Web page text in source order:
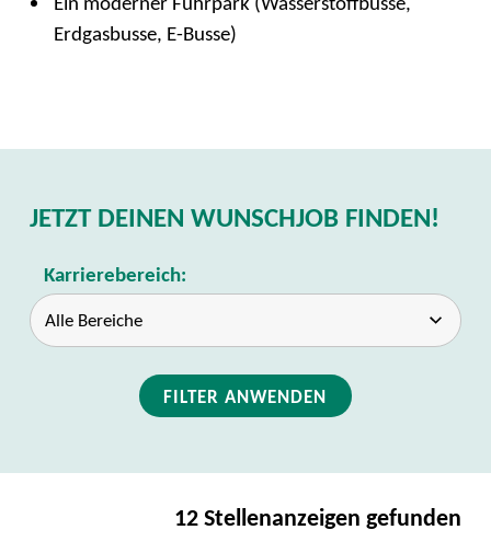
Erdgasbusse, E-Busse)
JETZT DEINEN WUNSCHJOB FINDEN!
Karrierebereich:
FILTER ANWENDEN
12 Stellenanzeigen gefunden